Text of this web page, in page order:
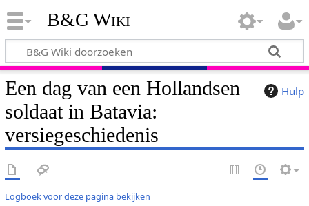
B&G Wiki
Hulp
Een dag van een Hollandsen
soldaat in Batavia:
versiegeschiedenis
Logboek voor deze pagina bekijken